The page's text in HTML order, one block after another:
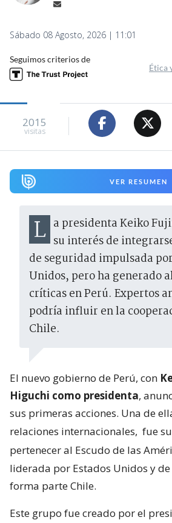
Sábado 08 Agosto, 2026 | 11:01
Seguimos criterios de
Ética
2015
visitas
VER RESUMEN
La presidenta Keiko Fujimori expresó su interés de
de seguridad impulsada
Unidos, pero ha generado
críticas en Perú. Expertos
podría influir en la
Chile.
El nuevo gobierno de Perú, con
Higuchi como presidenta,
sus primeras acciones. Una de
relaciones internacionales, fue
pertenecer al Escudo de las
liderada por Estados Unidos y
forma parte Chile.
Este grupo fue creado por el